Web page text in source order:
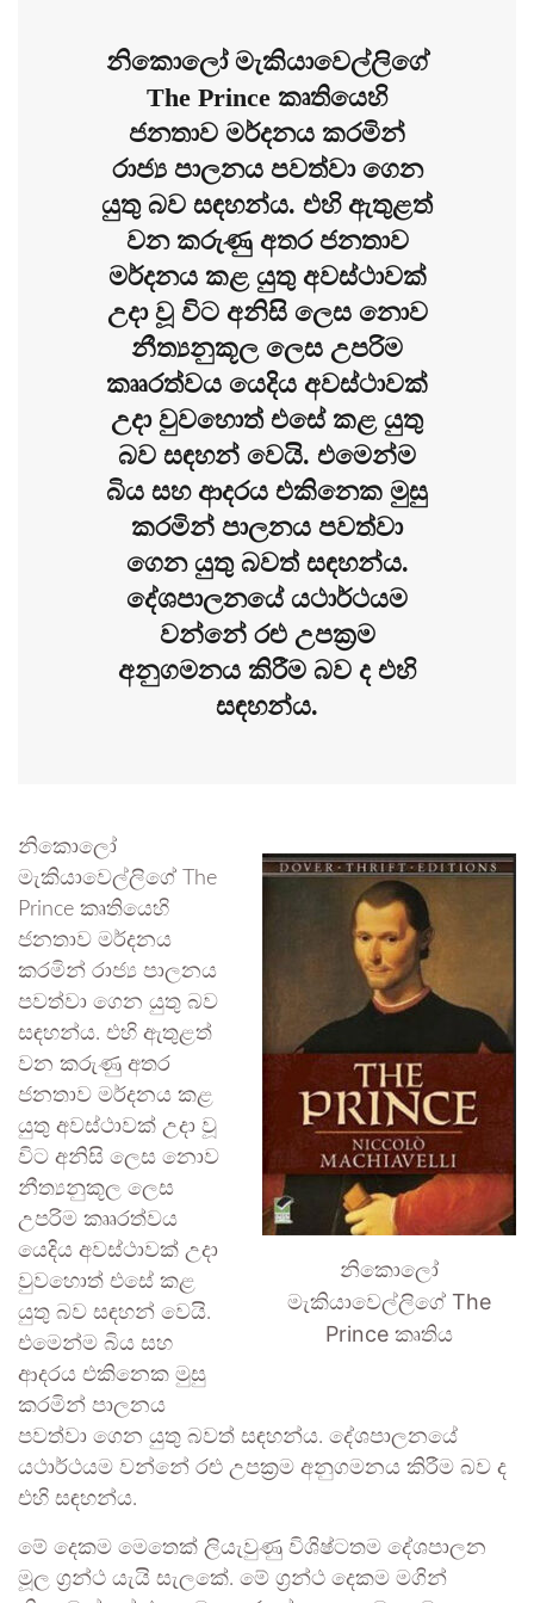
නිකොලෝ මැකියාවෙල්ලිගේ
The Prince කෘතියෙහි
ජනතාව මර්දනය කරමින්
රාජ්‍ය පාලනය පවත්වා ගෙන
යුතු බව සඳහන්ය. එහි ඇතුළත්
වන කරුණු අතර ජනතාව
මර්දනය කළ යුතු අවස්ථාවක්
උදා වූ විට අනිසි ලෙස නොව
නීත්‍යනුකූල ලෙස උපරිම
කෲරත්වය යෙදිය අවස්ථාවක්
උදා වුවහොත් එසේ කළ යුතු
බව සඳහන් වෙයි. එමෙන්ම
බිය සහ ආදරය එකිනෙක මුසු
කරමින් පාලනය පවත්වා
ගෙන යුතු බවත් සඳහන්ය.
දේශපාලනයේ යථාර්ථයම
වන්නේ රළු උපක්‍රම
අනුගමනය කිරීම බව ද එහි
සඳහන්ය.
නිකොලෝ
මැකියාවෙල්ලිගේ The
Prince කෘතිය
නිකොලෝ
මැකියාවෙල්ලිගේ The
Prince කෘතියෙහි
ජනතාව මර්දනය
කරමින් රාජ්‍ය පාලනය
පවත්වා ගෙන යුතු බව
සඳහන්ය. එහි ඇතුළත්
වන කරුණු අතර
ජනතාව මර්දනය කළ
යුතු අවස්ථාවක් උදා වූ
විට අනිසි ලෙස නොව
නීත්‍යනුකූල ලෙස
උපරිම කෲරත්වය
යෙදිය අවස්ථාවක් උදා
වුවහොත් එසේ කළ
යුතු බව සඳහන් වෙයි.
එමෙන්ම බිය සහ
ආදරය එකිනෙක මුසු
කරමින් පාලනය
පවත්වා ගෙන යුතු බවත් සඳහන්ය. දේශපාලනයේ
යථාර්ථයම වන්නේ රළු උපක්‍රම අනුගමනය කිරීම බව ද
එහි සඳහන්ය.
මේ දෙකම මෙතෙක් ලියැවුණු විශිෂ්ටතම දේශපාලන
මූල ග්‍රන්ථ යැයි සැලකේ. මේ ග්‍රන්ථ දෙකම මගින්